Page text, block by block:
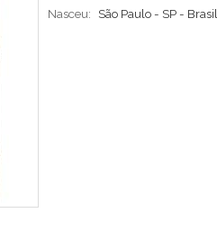
Nasceu:
São Paulo - SP - Brasil